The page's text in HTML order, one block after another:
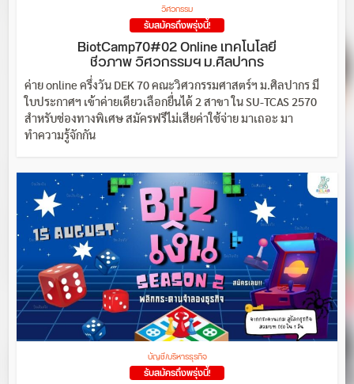
วิศวกรรม
รับสมัครถึงพรุ่งนี้!
BiotCamp70#02 Online เทคโนโลยี
ชีวภาพ วิศวกรรมฯ ม.ศิลปากร
ค่าย online ครึ่งวัน DEK 70 คณะวิศวกรรมศาสตร์ฯ ม.ศิลปากร มี
ใบประกาศฯ เข้าค่ายเดียวเลือกยื่นได้ 2 สาขา ใน SU-TCAS 2570
สำหรับช่องทางพิเศษ สมัครฟรีไม่เสียค่าใช้จ่าย มาเถอะ มา
ทำความรู้จักกัน
บัญชี/บริหารธุรกิจ
รับสมัครถึงพรุ่งนี้!